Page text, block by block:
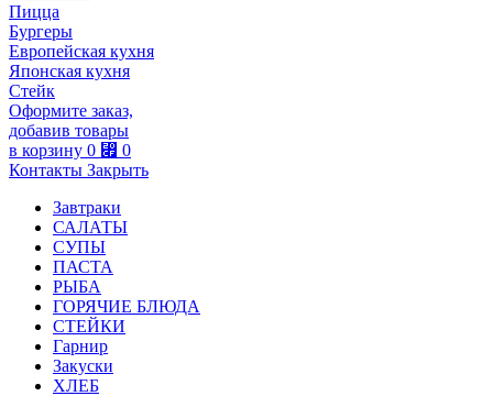
Пицца
Бургеры
Европейская кухня
Японская кухня
Стейк
Оформите заказ,
добавив товары
в корзину 0 ⃏ 0
Контакты Закрыть
Завтраки
САЛАТЫ
СУПЫ
ПАСТА
РЫБА
ГОРЯЧИЕ БЛЮДА
СТЕЙКИ
Гарнир
Закуски
ХЛЕБ